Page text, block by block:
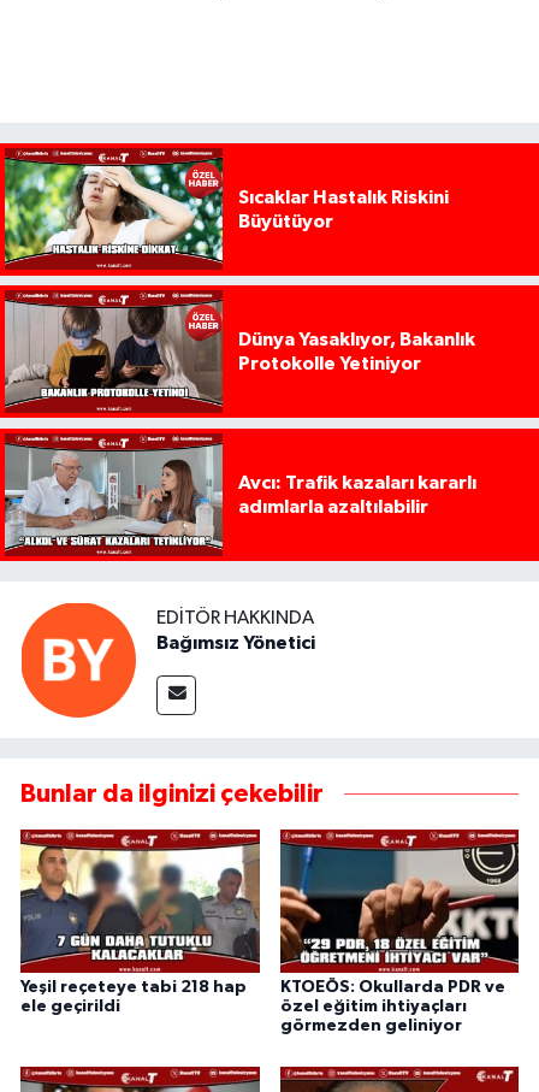
Sıcaklar Hastalık Riskini
Büyütüyor
Dünya Yasaklıyor, Bakanlık
Protokolle Yetiniyor
Avcı: Trafik kazaları kararlı
adımlarla azaltılabilir
EDITÖR HAKKINDA
Bağımsız Yönetici
Bunlar da ilginizi çekebilir
Yeşil reçeteye tabi 218 hap
ele geçirildi
KTOEÖS: Okullarda PDR ve
özel eğitim ihtiyaçları
görmezden geliniyor